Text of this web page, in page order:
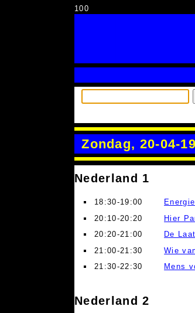
100
Zondag, 20-04-
Nederland 1
18:30-19:00 Energie
20:10-20:20
Hier
20:20-21:00
De
21:00-21:30
Wie
21:30-22:30
Mens
Nederland 2